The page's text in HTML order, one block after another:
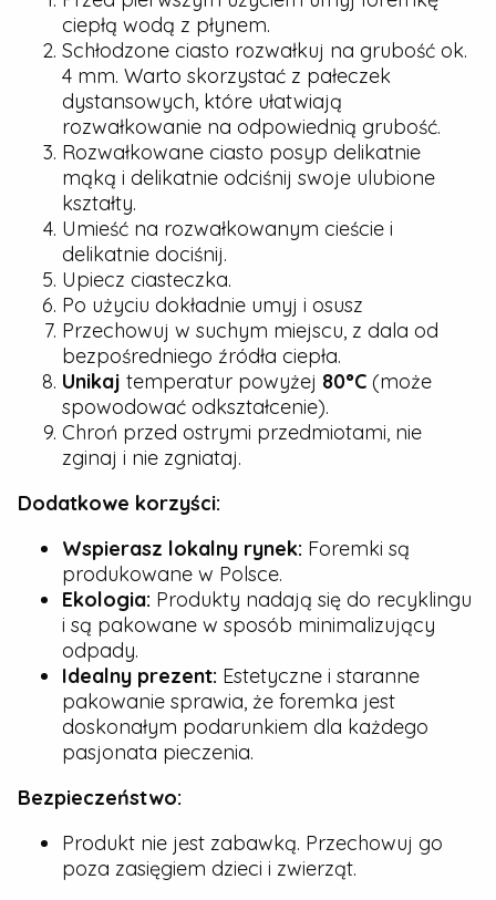
ciepłą wodą z płynem.
Schłodzone ciasto rozwałkuj na grubość ok.
4 mm. Warto skorzystać z pałeczek
dystansowych, które ułatwiają
rozwałkowanie na odpowiednią grubość.
Rozwałkowane ciasto posyp delikatnie
mąką i delikatnie odciśnij swoje ulubione
kształty.
Umieść na rozwałkowanym cieście i
delikatnie dociśnij.
Upiecz ciasteczka.
Po użyciu dokładnie umyj i osusz
Przechowuj w suchym miejscu, z dala od
bezpośredniego źródła ciepła.
Unikaj temperatur powyżej 80°C (może
spowodować odkształcenie).
Chroń przed ostrymi przedmiotami, nie
zginaj i nie zgniataj.
Dodatkowe korzyści:
Wspierasz lokalny rynek: Foremki są
produkowane w Polsce.
Ekologia: Produkty nadają się do recyklingu
i są pakowane w sposób minimalizujący
odpady.
Idealny prezent: Estetyczne i staranne
pakowanie sprawia, że foremka jest
doskonałym podarunkiem dla każdego
pasjonata pieczenia.
Bezpieczeństwo:
Produkt nie jest zabawką. Przechowuj go
poza zasięgiem dzieci i zwierząt.